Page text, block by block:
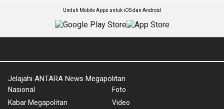
Unduh Mobile Apps untuk iOS dan Android
Jelajahi ANTARA News Megapolitan
Nasional
Kabar Megapolitan
Foto
Video